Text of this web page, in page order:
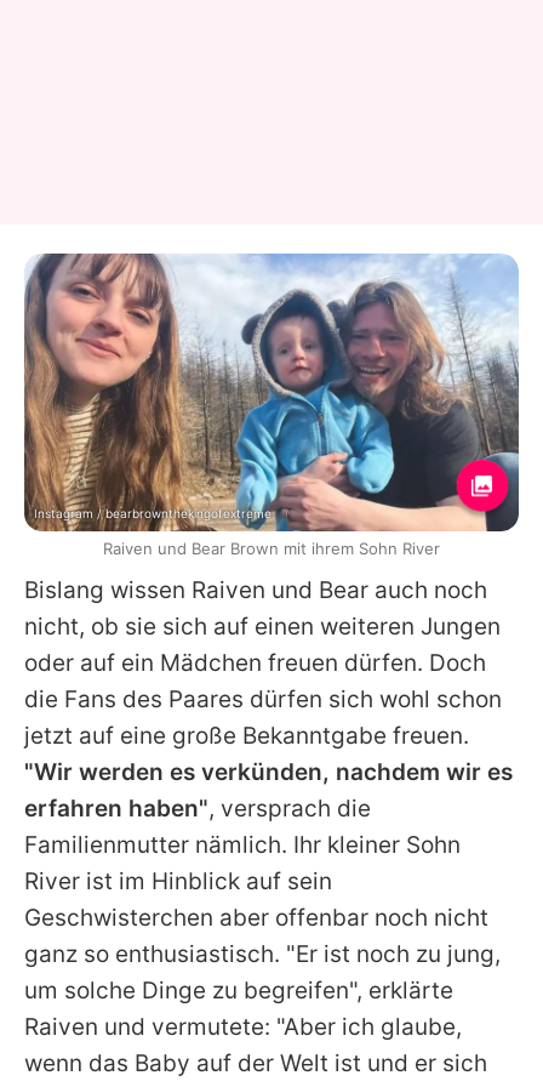
Bislang wissen Raiven und Bear auch noch
nicht, ob sie sich auf einen weiteren Jungen
oder auf ein Mädchen freuen dürfen. Doch
die Fans des Paares dürfen sich wohl schon
jetzt auf eine große Bekanntgabe freuen.
"Wir werden es verkünden, nachdem wir es
erfahren haben", versprach die
Familienmutter nämlich. Ihr kleiner Sohn
River ist im Hinblick auf sein
Geschwisterchen aber offenbar noch nicht
ganz so enthusiastisch. "Er ist noch zu jung,
um solche Dinge zu begreifen", erklärte
Raiven und vermutete: "Aber ich glaube,
wenn das Baby auf der Welt ist und er sich
Instagram / bearbrownthekingofextreme
Raiven und Bear Brown mit ihrem Sohn River